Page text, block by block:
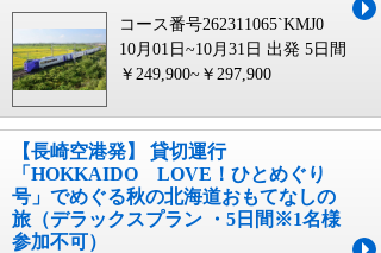
コース番号262311065`KMJ0
10月01日~10月31日 出発 5日間
￥249,900~￥297,900
【長崎空港発】 貸切運行
「HOKKAIDO LOVE！ひとめぐり
号」でめぐる秋の北海道おもてなしの
旅（デラックスプラン ・5日間※1名様
参加不可）